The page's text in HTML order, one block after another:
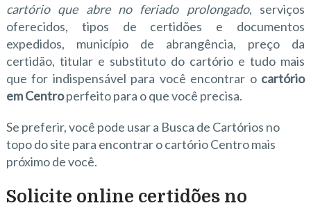
cartório que abre no feriado prolongado, serviços
oferecidos, tipos de certidões e documentos
expedidos, município de abrangência, preço da
certidão, titular e substituto do cartório e tudo mais
que for indispensável para você encontrar o cartório
em Centroperfeito para o que você precisa.
Se preferir, você pode usar a Busca de Cartórios no
topo do site para encontrar o cartório Centro mais
próximo de você.
Solicite online certidões no